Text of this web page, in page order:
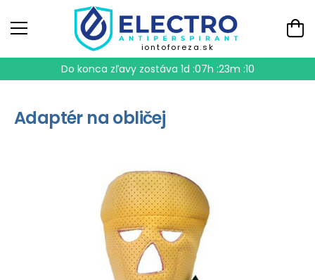
iontoforeza.sk
Do konca zľavy zostáva 1d :07h :23m :10
Adaptér na obličej